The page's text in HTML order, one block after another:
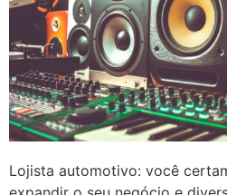
Lojista automotivo: você